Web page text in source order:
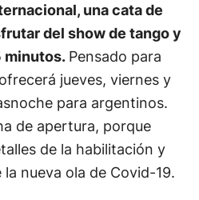
una cata de
del show de tango y
minutos. Pensado para
jueves, viernes y
para argentinos.
de apertura, porque
de la habilitación y
nueva ola de Covid-19.